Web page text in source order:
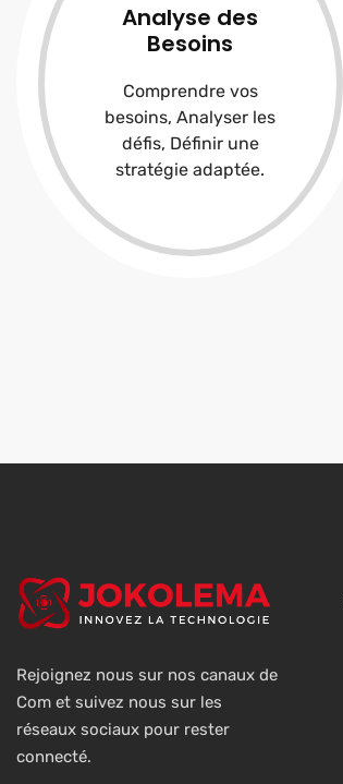
Analyse des
Besoins
Comprendre vos
besoins, Analyser les
défis, Définir une
stratégie adaptée.
Rejoignez nous sur nos canaux de
Com et suivez nous sur les
réseaux sociaux pour rester
connecté.